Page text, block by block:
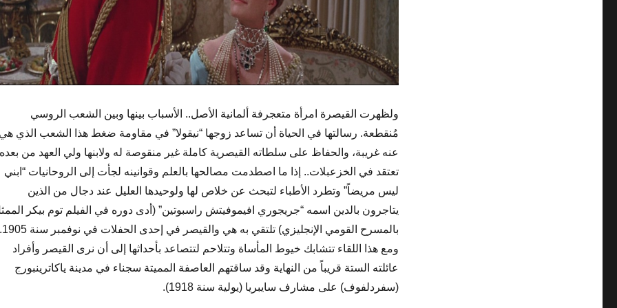
ولظهرت القيصرة امرأة متعجرفة ألمانية الأصل.. الأسباب بينها وبين الشعب الروسي
مُنقطعة. رسالتها في الحياة أن تساعد زوجها “نيقولا” في مقاومة ضغط هذا الشعب الذي
عنه غريبة، والحفاظ على سلطاته القيصرية كاملة غير منقوصة له ولابنها ولي العهد من
تعتقد في الخزعبلات.. إذا ما اصطدمت مصالحها بالعلم وقوانينه لجأت إلى الروحانيات “ابني
ليس مريضاً” وتطرد الأطباء لتبحث عن خلاص لها ولوحيدها العليل عند دجال من الذين
يتاجرون بالدين اسمه “جريجوري افيموفيتش راسبوتين” (أدى دوره في الفيلم توم بيكر
بالمسرح القومي الإنجليزي) تلتقي به هي والقيصر في إحدى الحفلات في نوفمبر سنة 1905.
ومع هذا اللقاء تتشابك خيوط المأساة وتتلاحم لتتصاعد بأحداثها إلى أن نرى القيصر وأفراد
عائلته الستة قريباً من النهاية وقد ساقتهم العاصفة المميتة سجناء في مدينة ياكاترينبورج
(سفردلفوف) على مشارف سايبريا (يولية سنة 1918).